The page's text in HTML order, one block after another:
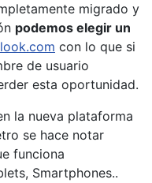
migrado y
podemos elegir un
con lo que si
de usuario
esta oportunidad.
la nueva plataforma
se hace notar
funciona
Smartphones..